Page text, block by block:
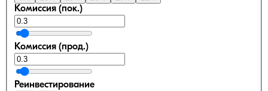
Комиссия (пок.)
Комиссия (прод.)
Реинвестирование